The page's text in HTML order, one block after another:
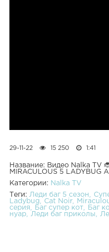
29-11-22 15 250 1:41
Название: Видео Nalka TV
MIRACULOUS 5 LADYBUG
Категории: Nalka TV
Теги: Леди баг 5 сезон
Ladybug
Cat Noir
серия
Баг супер кот Баг
нуар
Леди баг приколы